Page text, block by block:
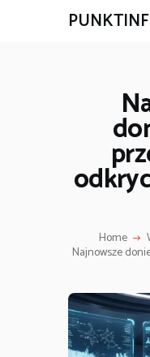
Home
Najnowsze